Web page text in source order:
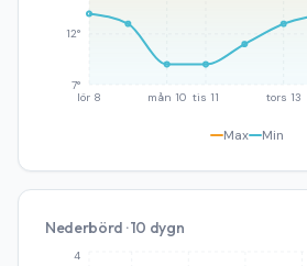
lör 8 mån 10 tis 11 tors 13
7°
12°
Max Min
Nederbörd · 10 dygn
4